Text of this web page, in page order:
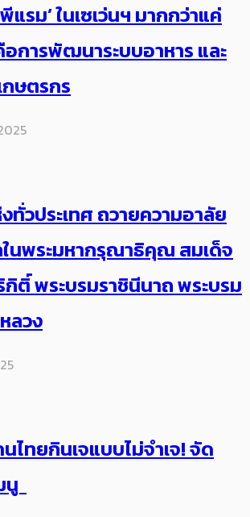
แรม’ ในเซเว่นฯ มากกว่าแค่
อการพัฒนาระบบอาหาร และ
ษตรกร
วประเทศ ถวายความอาลัย
นพระมหากรุณาธิคุณ สมเด็จ
กิติ์ พระบรมราชินีนาถ พระบรม
ลวง
ไทยกินเจแบบไม่จำเจ! จัด
นู